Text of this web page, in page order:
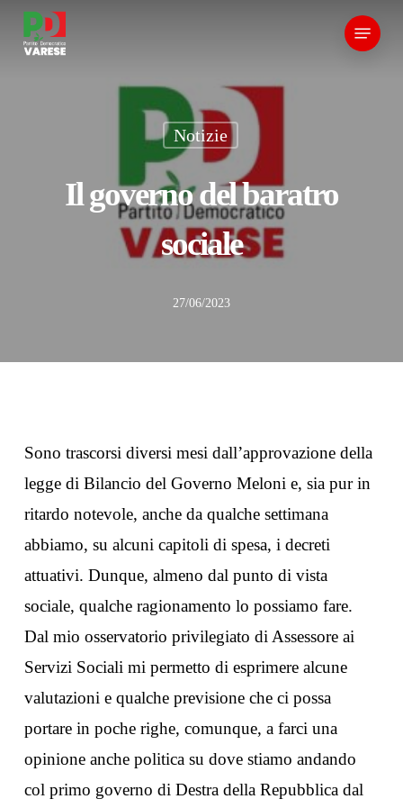
Skip
Menu
Notizie
Il governo del baratro
sociale
27/06/2023
Sono trascorsi diversi mesi dall’approvazione della
legge di Bilancio del Governo Meloni e, sia pur in
ritardo notevole, anche da qualche settimana
abbiamo, su alcuni capitoli di spesa, i decreti
attuativi. Dunque, almeno dal punto di vista
sociale, qualche ragionamento lo possiamo fare.
Dal mio osservatorio privilegiato di Assessore ai
Servizi Sociali mi permetto di esprimere alcune
valutazioni e qualche previsione che ci possa
portare in poche righe, comunque, a farci una
opinione anche politica su dove stiamo andando
col primo governo di Destra della Repubblica dal